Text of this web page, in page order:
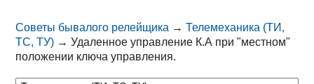
Советы бывалого релейщика →Телемеханика (ТИ,
ТС, ТУ) →Удаленное управление К.А при "местном"
положении ключа управления.